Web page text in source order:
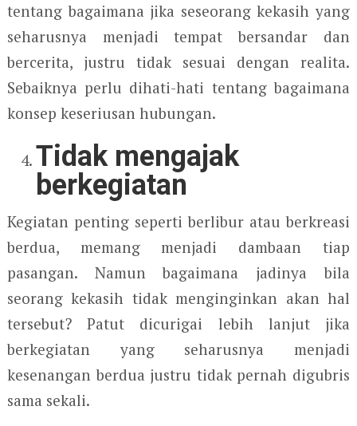
tentang bagaimana jika seseorang kekasih yang
seharusnya menjadi tempat bersandar dan
bercerita, justru tidak sesuai dengan realita.
Sebaiknya perlu dihati-hati tentang bagaimana
konsep keseriusan hubungan.
Tidak mengajak
berkegiatan
Kegiatan penting seperti berlibur atau berkreasi
berdua, memang menjadi dambaan tiap
pasangan. Namun bagaimana jadinya bila
seorang kekasih tidak menginginkan akan hal
tersebut? Patut dicurigai lebih lanjut jika
berkegiatan yang seharusnya menjadi
kesenangan berdua justru tidak pernah digubris
sama sekali.